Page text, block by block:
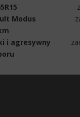
Modus
i agresywny